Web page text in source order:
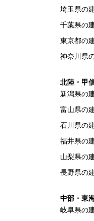
埼玉県の
千葉県の
東京都の
神奈川県
北陸・甲
新潟県の
富山県の
石川県の
福井県の
山梨県の
長野県の
中部・東
岐阜県の